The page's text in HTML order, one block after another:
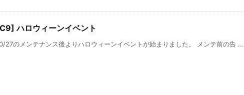
ハロウィーンイベント
27のメンテナンス後よりハロウィーンイベントが始まりました。 メンテ前の告 ...